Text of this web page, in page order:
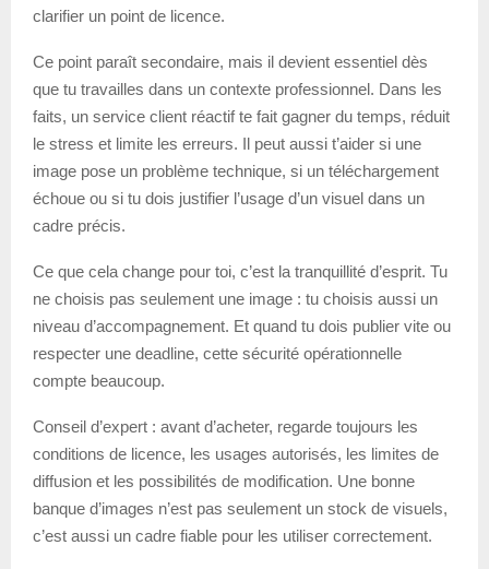
clarifier un point de licence.
Ce point paraît secondaire, mais il devient essentiel dès
que tu travailles dans un contexte professionnel. Dans les
faits, un service client réactif te fait gagner du temps, réduit
le stress et limite les erreurs. Il peut aussi t’aider si une
image pose un problème technique, si un téléchargement
échoue ou si tu dois justifier l’usage d’un visuel dans un
cadre précis.
Ce que cela change pour toi, c’est la tranquillité d’esprit. Tu
ne choisis pas seulement une image : tu choisis aussi un
niveau d’accompagnement. Et quand tu dois publier vite ou
respecter une deadline, cette sécurité opérationnelle
compte beaucoup.
Conseil d’expert : avant d’acheter, regarde toujours les
conditions de licence, les usages autorisés, les limites de
diffusion et les possibilités de modification. Une bonne
banque d’images n’est pas seulement un stock de visuels,
c’est aussi un cadre fiable pour les utiliser correctement.